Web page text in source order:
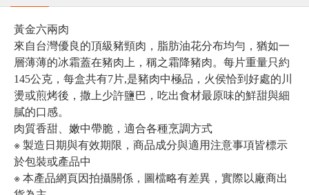
黃金六兩肉
來自台灣優良的頂級豬頸肉，脂肪油花分布均勻，猶如一
層薄薄的冰霜蓋在豬肉上，稱之霜降豬肉。每片重量只約
145公克，每盒共有7片,是豬肉中極品，火侯恰到好處的川
燙或煎烤後，撒上少許鹽巴，吃出食材最原味的鮮甜與細
膩的口感。
肉質香甜、嫩中帶脆，適合各種烹調方式
※ 製造日期與有效期限，商品成分與適用注意事項皆標示
於包裝或產品中
※ 本產品網頁因拍攝關係，圖檔略有差異，實際以廠商出